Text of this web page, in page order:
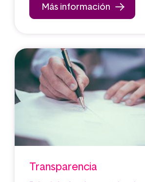
Más información
Transparencia